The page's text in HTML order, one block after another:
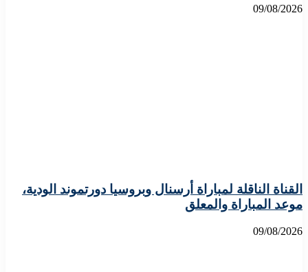
09/08/2026
القناة الناقلة لمباراة أرسنال وبروسيا دورتموند الودية،
موعد المباراة والمعلق
09/08/2026